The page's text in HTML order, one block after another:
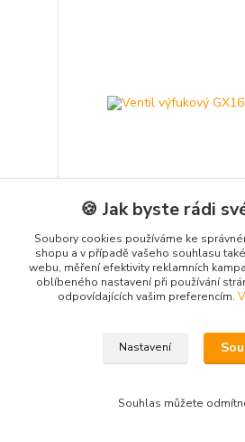
Ventil výfukový GX160, GX200
75 Kč/ks
62 Kčbez DPH
🍪 Jak byste rádi
Soubory cookies používáme ke
shopu a v případě vašeho souhlasu
webu, měření efektivity reklamních
oblíbeného nastavení při používání
odpovídajících vašim preferencím.
Nastavení
Souhlas můžete